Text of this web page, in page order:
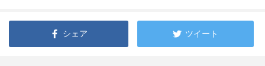
シェア ツイート